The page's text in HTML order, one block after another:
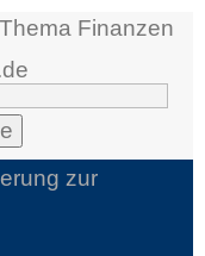
Finanzen
zur